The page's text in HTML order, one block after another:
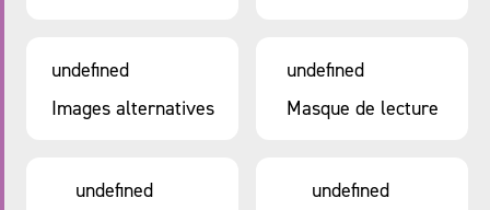
undefined
Images alternatives
undefined
Masque de lecture
undefined
undefined